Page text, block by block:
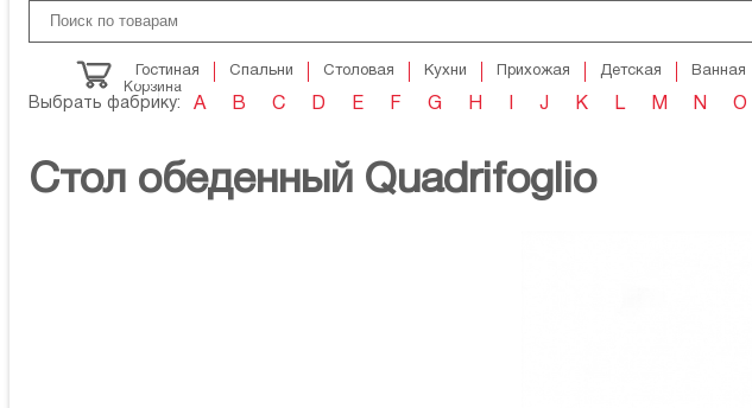
Корзина
Гостиная Спальни Столовая Кухни Прихожая Детская Ванная
Выбрать фабрику: A B C D E F G H J K L M N O
Стол обеденный Quadrifoglio